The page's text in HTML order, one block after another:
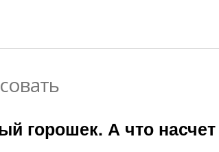
горошек. А что насчет